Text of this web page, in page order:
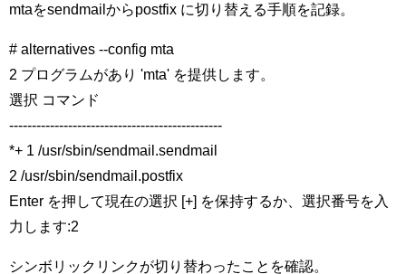
mtaをsendmailからpostfix に切り替える手順を記録。
# alternatives --config mta
2 プログラムがあり 'mta' を提供します。
選択 コマンド
-----------------------------------------------
*+ 1 /usr/sbin/sendmail.sendmail
2 /usr/sbin/sendmail.postfix
Enter を押して現在の選択 [+] を保持するか、選択番号を入
力します:2
シンボリックリンクが切り替わったことを確認。